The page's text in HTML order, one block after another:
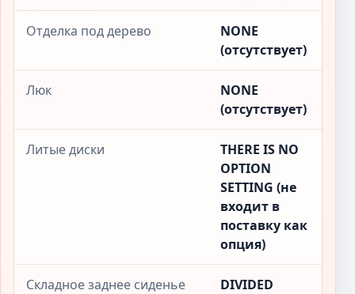
Отделка под дерево
NONE
(отсутствует)
Люк
NONE
(отсутствует)
Литые диски
THERE IS NO
OPTION
SETTING (не
входит в
поставку как
опция)
Складное заднее сиденье
DIVIDED